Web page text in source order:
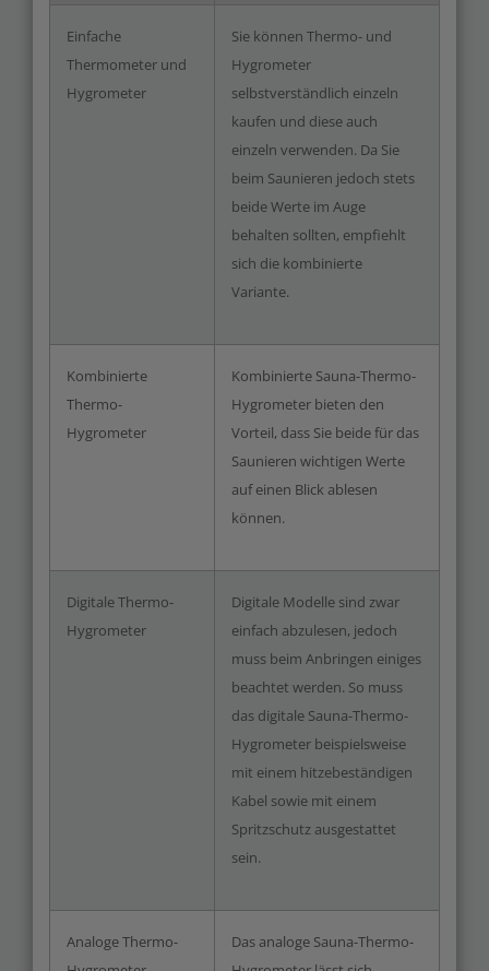
Einfache
Thermometer und
Hygrometer
Sie können Thermo- und
Hygrometer
selbstverständlich einzeln
kaufen und diese auch
einzeln verwenden. Da Sie
beim Saunieren jedoch stets
beide Werte im Auge
behalten sollten, empfiehlt
sich die kombinierte
Variante.
Kombinierte
Thermo-
Hygrometer
Kombinierte Sauna-Thermo-
Hygrometer bieten den
Vorteil, dass Sie beide für das
Saunieren wichtigen Werte
auf einen Blick ablesen
können.
Digitale Thermo-
Hygrometer
Digitale Modelle sind zwar
einfach abzulesen, jedoch
muss beim Anbringen einiges
beachtet werden. So muss
das digitale Sauna-Thermo-
Hygrometer beispielsweise
mit einem hitzebeständigen
Kabel sowie mit einem
Spritzschutz ausgestattet
sein.
Analoge Thermo-
Das analoge Sauna-Thermo-